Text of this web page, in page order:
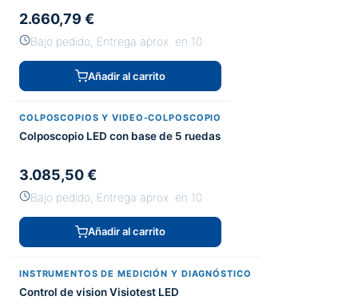
2.660,79 €
Bajo pedido, Entrega aprox. en 10
Añadir al carrito
COLPOSCOPIOS Y VIDEO-COLPOSCOPIO
Colposcopio LED con base de 5 ruedas
3.085,50 €
Bajo pedido, Entrega aprox. en 10
Añadir al carrito
INSTRUMENTOS DE MEDICIÓN Y DIAGNÓSTICO
Control de vision Visiotest LED